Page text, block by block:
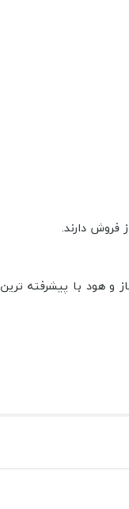
و هود با پیشرفته